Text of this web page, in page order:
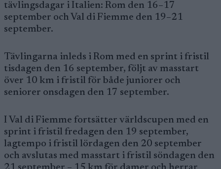
tävlingsdagar i Italien: Rom den 16–17
september och Val di Fiemme den 19–21
september.
Tävlingarna inleds i Rom med en sprint i fristil
tisdagen den 16 september, följt av masstart
över 10 km i fristil för både juniorer och
seniorer onsdagen den 17 september.
I Val di Fiemme fortsätter världscupen med en
sprint i fristil fredagen den 19 september,
lagtempo i fristil lördagen den 20 september
och avslutas med masstart i fristil söndagen den